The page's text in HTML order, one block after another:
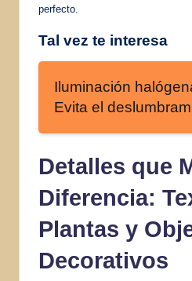
perfecto.
Tal vez te interesa
Iluminación
Evita el
Detalles que
Diferencia:
Plantas y
Decorativos